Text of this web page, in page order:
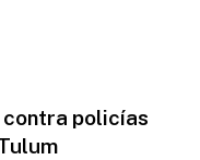
policías